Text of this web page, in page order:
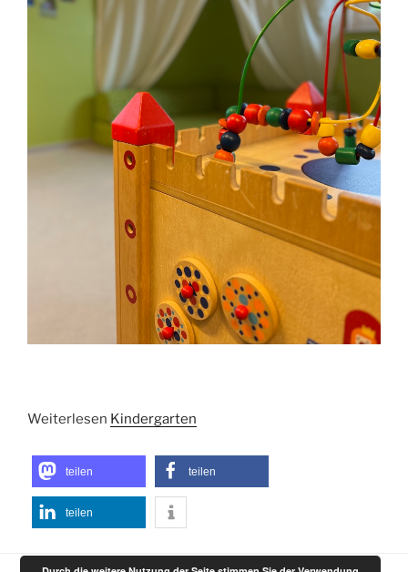
Weiterlesen Kindergarten
teilen teilen
teilen